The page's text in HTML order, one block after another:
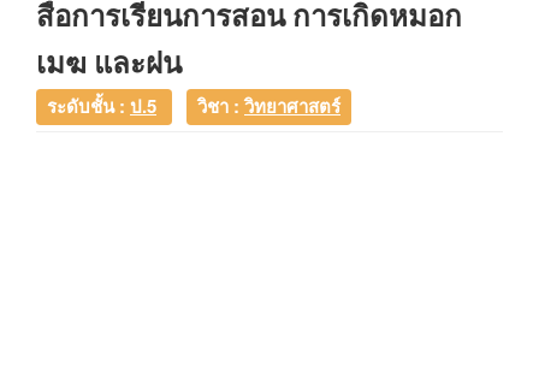
สื่อการเรียนการสอน การเกิดหมอก
เมฆ และฝน
ระดับชั้น : ป.5 วิชา :วิทยาศาสตร์